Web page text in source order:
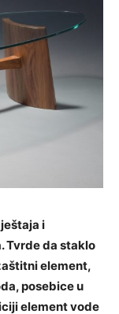
i
Tvrde da staklo
element,
posebice u
element vode